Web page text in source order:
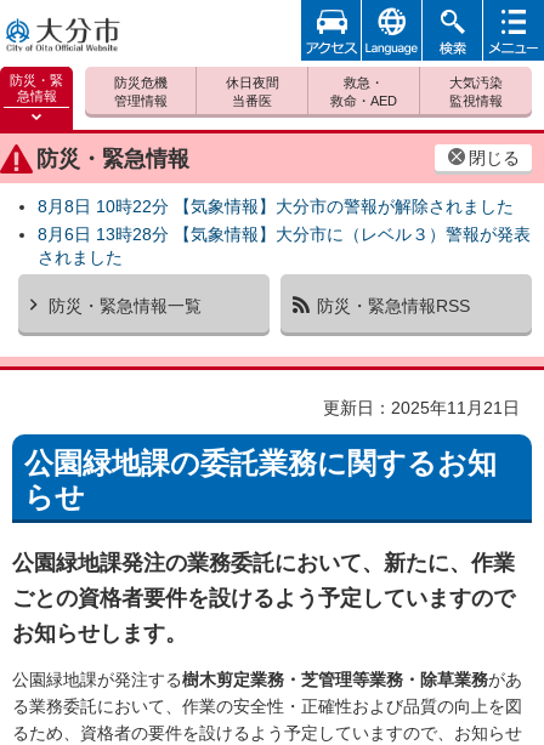
大分市
防災・緊
急情報
防災緊
急情報
を開く
防災・緊急情報 閉じる
8月8日 10時22分 【気象情報】大分市の警報が解除されました
8月6日 13時28分 【気象情報】大分市に（レベル３）警報が発表
されました
防災・緊急情報一覧 防災・緊急情報RSS
防災危機
管理情報
休日夜間
当番医
救急・
救命・AED
大気汚染
監視情報
アクセ
ス
foreign 検索
メニュ
更新日：2025年11月21日
公園緑地課の委託業務に関するお知
らせ
公園緑地課発注の業務委託において、新たに、作業
ごとの資格者要件を設けるよう予定していますので
お知らせします。
公園緑地課が発注する樹木剪定業務・芝管理等業務・除草業務があ
る業務委託において、作業の安全性・正確性および品質の向上を図
るため、資格者の要件を設けるよう予定していますので、お知らせ